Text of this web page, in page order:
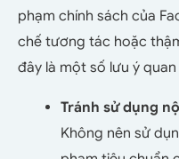
phạm chính sách của
chế tương tác hoặc
đây là một số lưu ý
Tránh sử dụng
Không nên sử